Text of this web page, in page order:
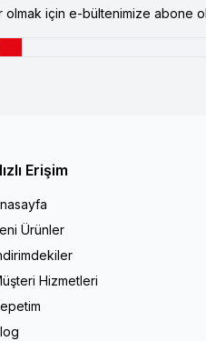
için e-bültenimize abone
Erişim
Ürünler
Hizmetleri